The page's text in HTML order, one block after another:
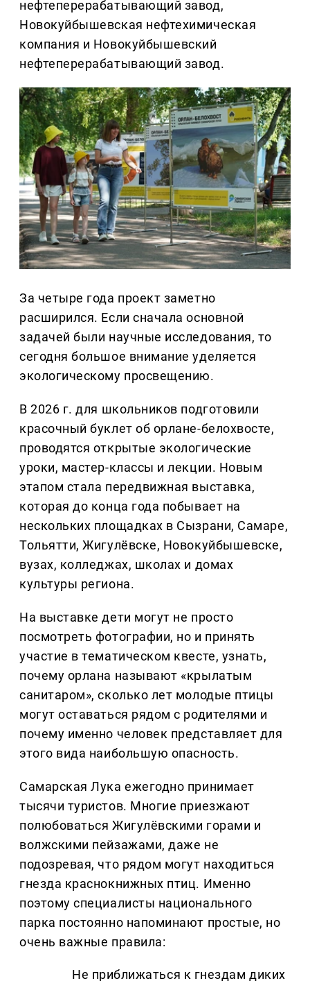
нефтеперерабатывающий завод,
Новокуйбышевская нефтехимическая
компания и Новокуйбышевский
нефтеперерабатывающий завод.
За четыре года проект заметно
расширился. Если сначала основной
задачей были научные исследования, то
сегодня большое внимание уделяется
экологическому просвещению.
В 2026 г. для школьников подготовили
красочный буклет об орлане-белохвосте,
проводятся открытые экологические
уроки, мастер-классы и лекции. Новым
этапом стала передвижная выставка,
которая до конца года побывает на
нескольких площадках в Сызрани, Самаре,
Тольятти, Жигулёвске, Новокуйбышевске,
вузах, колледжах, школах и домах
культуры региона.
На выставке дети могут не просто
посмотреть фотографии, но и принять
участие в тематическом квесте, узнать,
почему орлана называют «крылатым
санитаром», сколько лет молодые птицы
могут оставаться рядом с родителями и
почему именно человек представляет для
этого вида наибольшую опасность.
Самарская Лука ежегодно принимает
тысячи туристов. Многие приезжают
полюбоваться Жигулёвскими горами и
волжскими пейзажами, даже не
подозревая, что рядом могут находиться
гнезда краснокнижных птиц. Именно
поэтому специалисты национального
парка постоянно напоминают простые, но
очень важные правила:
Не приближаться к гнездам диких